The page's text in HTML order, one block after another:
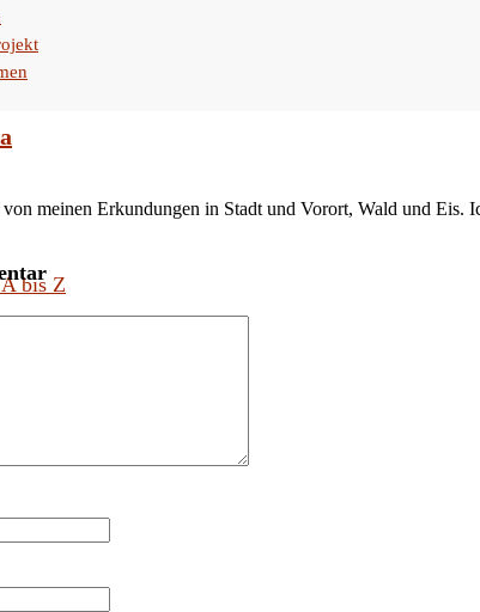
bis Z
meinen Erkundungen in Stadt und Vorort, Wald und Eis.